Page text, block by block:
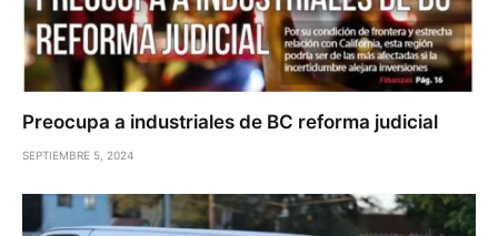
Preocupa a industriales de BC reforma judicial
SEPTIEMBRE 5, 2024